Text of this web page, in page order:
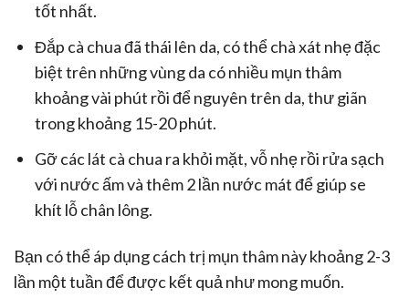
tốt nhất.
Đắp cà chua đã thái lên da, có thể chà xát nhẹ đặc
biệt trên những vùng da có nhiều mụn thâm
khoảng vài phút rồi để nguyên trên da, thư giãn
trong khoảng 15-20 phút.
Gỡ các lát cà chua ra khỏi mặt, vỗ nhẹ rồi rửa sạch
với nước ấm và thêm 2 lần nước mát để giúp se
khít lỗ chân lông.
Bạn có thể áp dụng cách trị mụn thâm này khoảng 2-3
lần một tuần để được kết quả như mong muốn.